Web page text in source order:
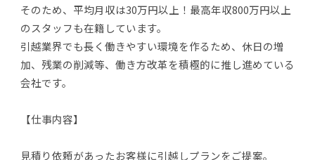
そのため、平均月収は30万円以上！最高年収800万円以上
のスタッフも在籍しています。
引越業界でも長く働きやすい環境を作るため、休日の増
加、残業の削減等、働き方改革を積極的に推し進めている
会社です。
【仕事内容】
見積り依頼があったお客様に引越しプランをご提案。